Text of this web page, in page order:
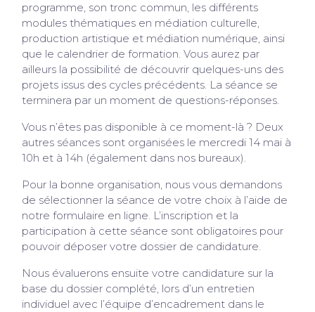
programme, son tronc commun, les différents
modules thématiques en médiation culturelle,
production artistique et médiation numérique, ainsi
que le calendrier de formation. Vous aurez par
ailleurs la possibilité de découvrir quelques-uns des
projets issus des cycles précédents. La séance se
terminera par un moment de questions-réponses.
Vous n’êtes pas disponible à ce moment-là ? Deux
autres séances sont organisées le mercredi 14 mai à
10h et à 14h (également dans nos bureaux).
Pour la bonne organisation, nous vous demandons
de sélectionner la séance de votre choix à l’aide de
notre formulaire en ligne. L’inscription et la
participation à cette séance sont obligatoires pour
pouvoir déposer votre dossier de candidature.
Nous évaluerons ensuite votre candidature sur la
base du dossier complété, lors d’un entretien
individuel avec l’équipe d’encadrement dans le